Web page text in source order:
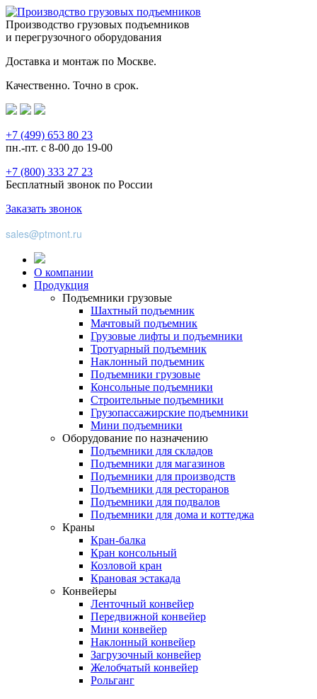
Производство грузовых подъемников
и перегрузочного оборудования
Доставка и монтаж по Москве.
Качественно. Точно в срок.
+7 (499) 653 80 23
пн.-пт. с 8-00 до 19-00
+7 (800) 333 27 23
Бесплатный звонок по России
Заказать звонок
sales@ptmont.ru
О компании
Продукция
Подъемники грузовые
Шахтный подъемник
Мачтовый подъемник
Грузовые лифты и подъемники
Тротуарный подъемник
Наклонный подъемник
Подъемники грузовые
Консольные подъемники
Строительные подъемники
Грузопассажирские подъемники
Мини подъемники
Оборудование по назначению
Подъемники для складов
Подъемники для магазинов
Подъемники для производств
Подъемники для ресторанов
Подъемники для подвалов
Подъемники для дома и коттеджа
Краны
Кран-балка
Кран консольный
Козловой кран
Крановая эстакада
Конвейеры
Ленточный конвейер
Передвижной конвейер
Мини конвейер
Наклонный конвейер
Загрузочный конвейер
Желобчатый конвейер
Рольганг